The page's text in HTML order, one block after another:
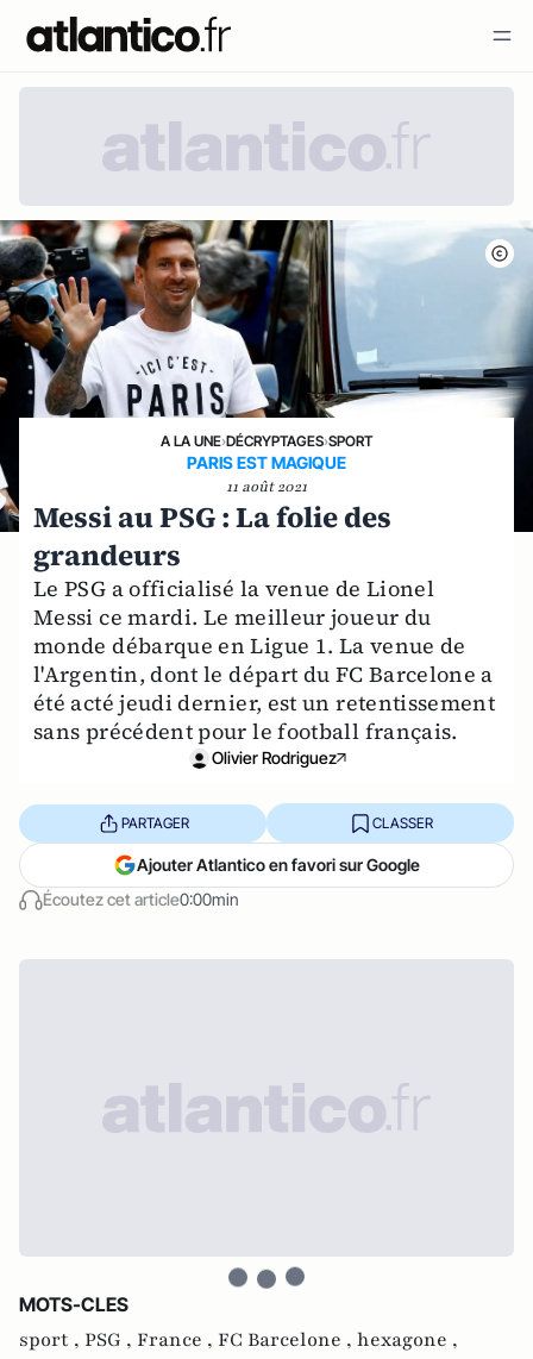
A LA UNE›DÉCRYPTAGES›SPORT
PARIS EST MAGIQUE
11 août 2021
Messi au PSG : La folie des
grandeurs
Le PSG a officialisé la venue de Lionel
Messi ce mardi. Le meilleur joueur du
monde débarque en Ligue 1. La venue de
l'Argentin, dont le départ du FC Barcelone a
été acté jeudi dernier, est un retentissement
sans précédent pour le football français.
Olivier Rodriguez
Écoutez cet article0:00min
PARTAGER CLASSER
Ajouter Atlantico en favori sur Google
MOTS-CLES
sport , PSG , France , FC Barcelone , hexagone ,